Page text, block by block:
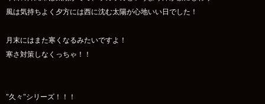
風は気持ちよく夕方には西に沈む太陽が心地いい日でした！
月末にはまた寒くなるみたいですよ！
寒さ対策しなくっちゃ！！
"久々"シリーズ！！！